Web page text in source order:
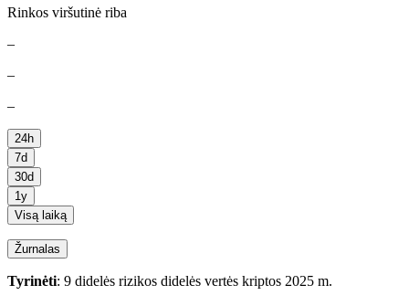
Rinkos viršutinė riba
–
–
–
24h
7d
30d
1y
Visą laiką
Žurnalas
Tyrinėti: 9 didelės rizikos didelės vertės kriptos 2025 m.